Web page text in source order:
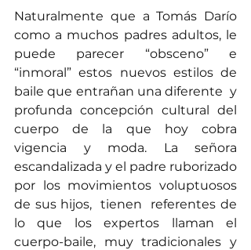
Naturalmente que a Tomás Darío
como a muchos padres adultos, le
puede parecer “obsceno” e
“inmoral” estos nuevos estilos de
baile que entrañan una diferente  y
profunda concepción cultural del
cuerpo de la que hoy cobra
vigencia y moda. La señora
escandalizada y el padre ruborizado
por los movimientos voluptuosos
de sus hijos,  tienen  referentes de
lo que los expertos llaman el
cuerpo-baile, muy tradicionales y